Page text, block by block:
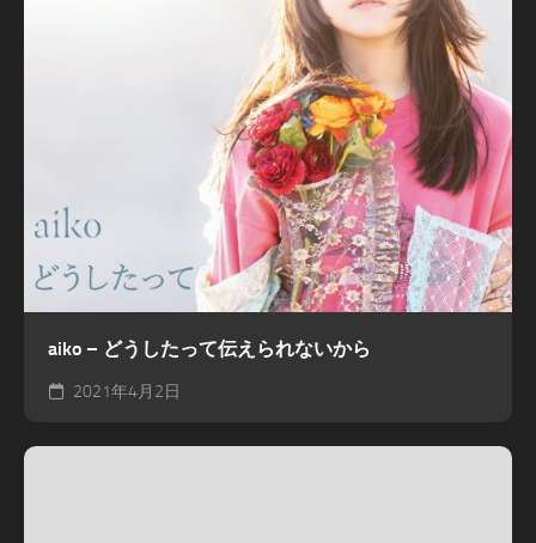
aiko – どうしたって伝えられないから
2021年4月2日